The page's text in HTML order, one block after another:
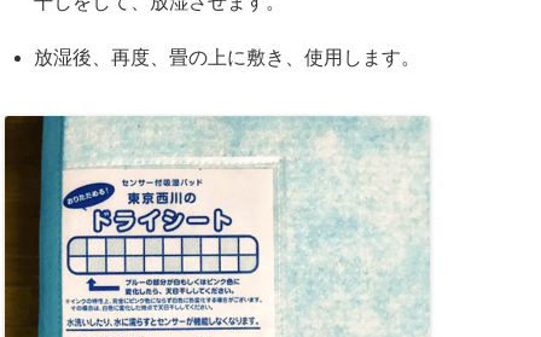
放湿後、再度、畳の上に敷き、使用します。